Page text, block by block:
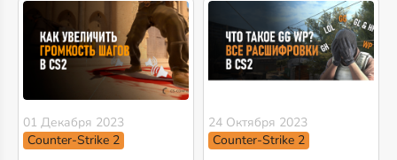
01 Декабря 2023
Counter-Strike 2
24 Октября 2023
Counter-Strike 2